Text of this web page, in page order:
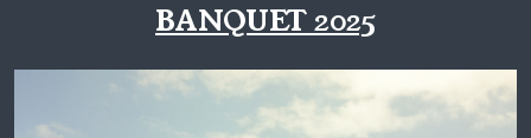
BANQUET 2025